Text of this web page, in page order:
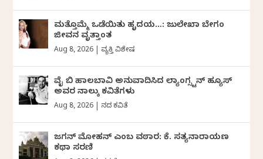
ಮತ್ತೊಮ್ಮೆ ಒಡೆಯಿತು ಹೃದಯ…: ಜುಲೇಖಾ ಬೇಗಂ
ಜೀವನ ವೃತ್ತಾಂತ
Aug 8, 2026 ವ್ಯಕ್ತಿ ವಿಶೇಷ
ವೈ ಬಿ ಹಾಲಬಾವಿ ಅನುವಾದಿಸಿದ ಲ್ಯಾಂಗ್ಸ್ಟನ್ ಹ್ಯೂಸ್
ಅವರ ನಾಲ್ಕು ಕವಿತೆಗಳು
Aug 8, 2026 ದಿನದ ಕವಿತೆ
ಜಗನ್‌ ಮೋಹನ್‌ ಎಂಬ ವಠಾರ: ಕೆ. ಸತ್ಯನಾರಾಯಣ
ಕಥಾ ಸರಣಿ